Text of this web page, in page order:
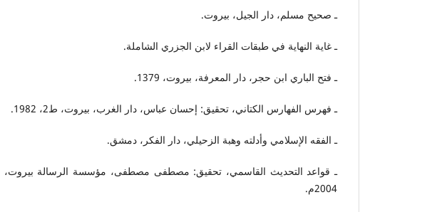
ـ صحيح مسلم، دار الجيل، بيروت.
ـ غاية النهاية في طبقات القراء لابن الجزري الشاملة.
ـ فتح الباري ابن حجر، دار المعرفة، بيروت، 1379.
ـ فهرس الفهارس الكتاني، تحقيق: إحسان عباس، دار الغرب، بيروت، ط2، 1982.
ـ الفقه الإسلامي وأدلته وهبة الزحيلي، دار الفكر، دمشق.
2004م.